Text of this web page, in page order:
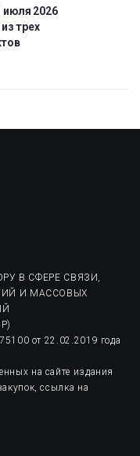
июля 2026
трех
В СФЕРЕ СВЯЗИ,
И МАССОВЫХ
от 22.02.2019 года
на сайте издания
ссылка на